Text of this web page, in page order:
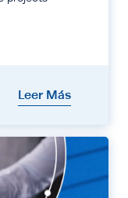
Leer Más